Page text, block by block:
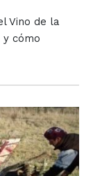
Vino de la
y cómo